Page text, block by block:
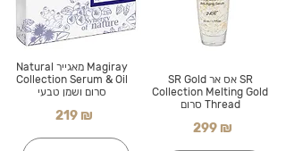
Magiray מאגייר Natural
Collection Serum & Oil
סרום ושמן טבעי
219 ₪
SR אס אר SR Gold
Collection Melting Gold
Thread סרום
299 ₪